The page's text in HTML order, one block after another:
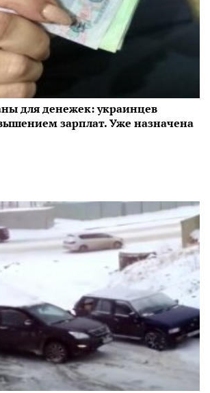
для денежек: украинцев
зарплат. Уже назначена